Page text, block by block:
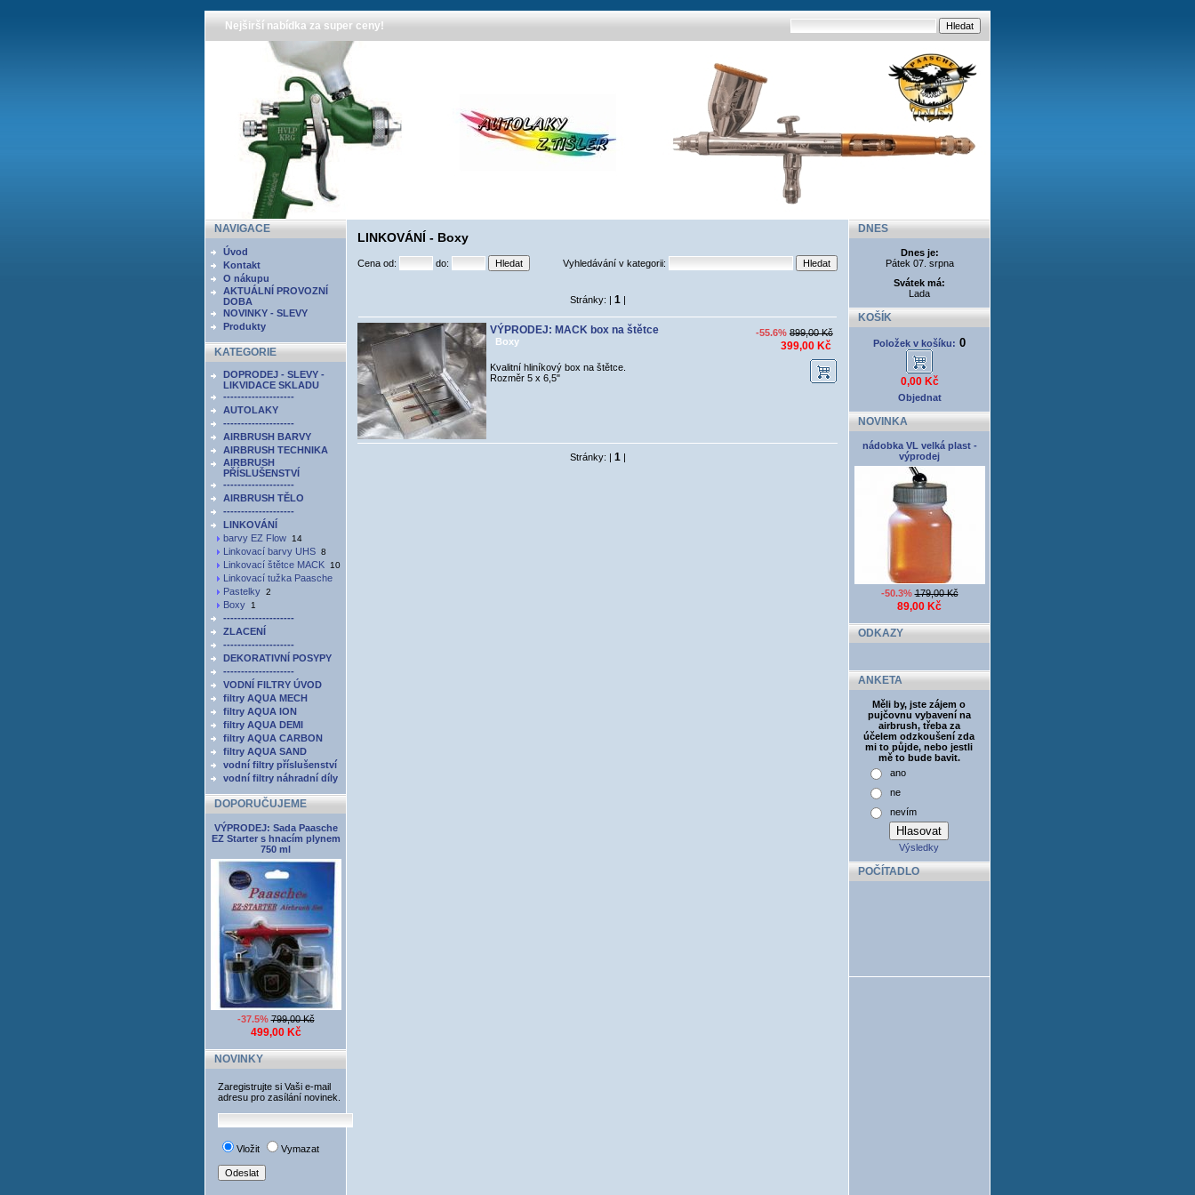
Nejširší nabídka za super ceny!
NAVIGACE
Úvod
Kontakt
O nákupu
AKTUÁLNÍ PROVOZNÍ
DOBA
NOVINKY - SLEVY
Produkty
KATEGORIE
DOPRODEJ - SLEVY -
LIKVIDACE SKLADU
--------------------
AUTOLAKY
--------------------
AIRBRUSH BARVY
AIRBRUSH TECHNIKA
AIRBRUSH
PŘÍSLUŠENSTVÍ
--------------------
AIRBRUSH TĚLO
--------------------
LINKOVÁNÍ
barvy EZ Flow 14
Linkovací barvy UHS 8
Linkovací štětce MACK 10
Linkovací tužka Paasche
Pastelky 2
Boxy 1
--------------------
ZLACENÍ
--------------------
DEKORATIVNÍ POSYPY
--------------------
VODNÍ FILTRY ÚVOD
filtry AQUA MECH
filtry AQUA ION
filtry AQUA DEMI
filtry AQUA CARBON
filtry AQUA SAND
vodní filtry příslušenství
vodní filtry náhradní díly
DOPORUČUJEME
VÝPRODEJ: Sada Paasche
EZ Starter s hnacím plynem
750 ml
-37.5%799,00 Kč
499,00 Kč
NOVINKY
Zaregistrujte si Vaši e-mail
adresu pro zasílání novinek.
Vložit Vymazat
LINKOVÁNÍ - Boxy
Cena od: do: Vyhledávání v kategorii:
Stránky: | 1 |
VÝPRODEJ: MACK box na štětce
Boxy
-55.6% 899,00 Kč
399,00 Kč
Kvalitní hliníkový box na štětce.
Rozměr 5 x 6,5"
Stránky: | 1 |
DNES
Dnes je:
Pátek 07. srpna
Svátek má:
Lada
KOŠÍK
Položek v košíku: 0
0,00 Kč
Objednat
NOVINKA
nádobka VL velká plast -
výprodej
-50.3%179,00 Kč
89,00 Kč
ODKAZY
ANKETA
Měli by, jste zájem o
pujčovnu vybavení na
airbrush, třeba za
účelem odzkoušení zda
mi to půjde, nebo jestli
mě to bude bavit.
ano
ne
nevím
Výsledky
POČÍTADLO